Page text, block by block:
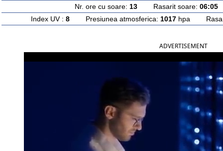
Nr. ore cu soare: 13Rasarit soare: 06:05
Index UV : 8Presiunea atmosferica: 1017hpa
ADVERTISEMENT